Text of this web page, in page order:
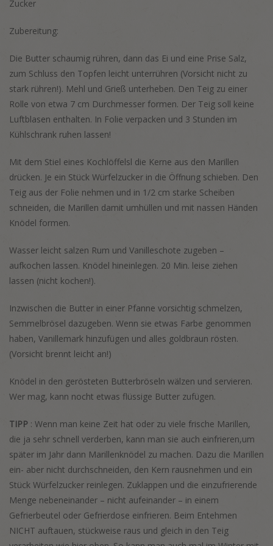
Zucker
Zubereitung:
Die Butter schaumig rühren, dann das Ei und eine Prise Salz,
zum Schluss den Topfen leicht unterrühren (Vorsicht nicht zu
stark rühren!). Mehl und Grieß unterheben. Den Teig zu einer
Rolle von etwa 7 cm Durchmesser formen. Der Teig soll keine
Luftblasen enthalten. In Folie verpacken und 3 Stunden im
Kühlschrank ruhen lassen!
Mit dem Stiel eines Kochlöffelsl die Kerne aus den Marillen
drücken. Je ein Stück Würfelzucker in die Öffnung schieben. Den
Teig aus der Folie nehmen und in 1/2 cm starke Scheiben
schneiden, die Marillen damit umhüllen und mit nassen Händen
Knödel formen.
Wasser leicht salzen Rum und Vanilleschote zugeben –
aufkochen lassen. Knödel hineinlegen. 20 Min. leise ziehen
lassen (nicht kochen!).
Inzwischen die Butter in einer Pfanne vorsichtig schmelzen,
Semmelbrösel dazugeben. Wenn sie etwas Farbe genommen
haben, Vanillemark hinzufügen und alles goldbraun rösten.
(Vorsicht brennt leicht an!)
Knödel in den gerösteten Butterbröseln wälzen und servieren.
Wer mag, kann nocht etwas flüssige Butter zufügen.
TIPP : Wenn man keine Zeit hat oder zu viele frische Marillen,
die ja sehr schnell verderben, kann man sie auch einfrieren,um
später im Jahr dann Marillenknödel zu machen. Dazu die Marillen
ein- aber nicht durchschneiden, den Kern rausnehmen und ein
Stück Würfelzucker reinlegen. Zuklappen und die einzufrierende
Menge nebeneinander – nicht aufeinander – in einem
Gefrierbeutel oder Gefrierdose einfrieren. Beim Entehmen
NICHT auftauen, stückweise raus und gleich in den Teig